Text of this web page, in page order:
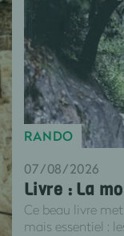
RANDO
07/08/2026
Livre : La
Ce beau livre
mais essentiel :